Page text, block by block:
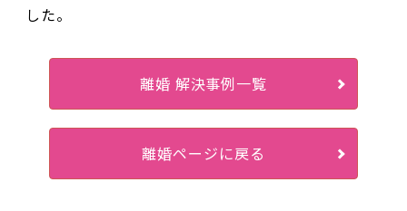
した。
離婚 解決事例一覧
離婚ページに戻る